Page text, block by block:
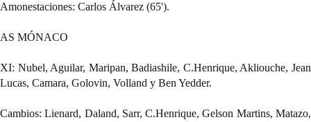
Amonestaciones: Carlos Álvarez (65').
AS MÓNACO
XI: Nubel, Aguilar, Maripan, Badiashile, C.Henrique, Akliouche, Jean
Lucas, Camara, Golovin, Volland y Ben Yedder.
Cambios: Lienard, Daland, Sarr, C.Henrique, Gelson Martins, Matazo,